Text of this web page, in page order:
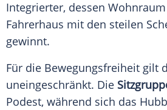
Integrierter, dessen Wohnraum
Fahrerhaus mit den steilen
gewinnt.
Für die Bewegungsfreiheit gilt
uneingeschränkt. Die
Podest, während sich das